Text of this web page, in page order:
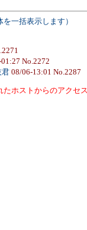
一括表示します）
No.2272
君 08/06-13:01 No.2287
ホストからのアクセ